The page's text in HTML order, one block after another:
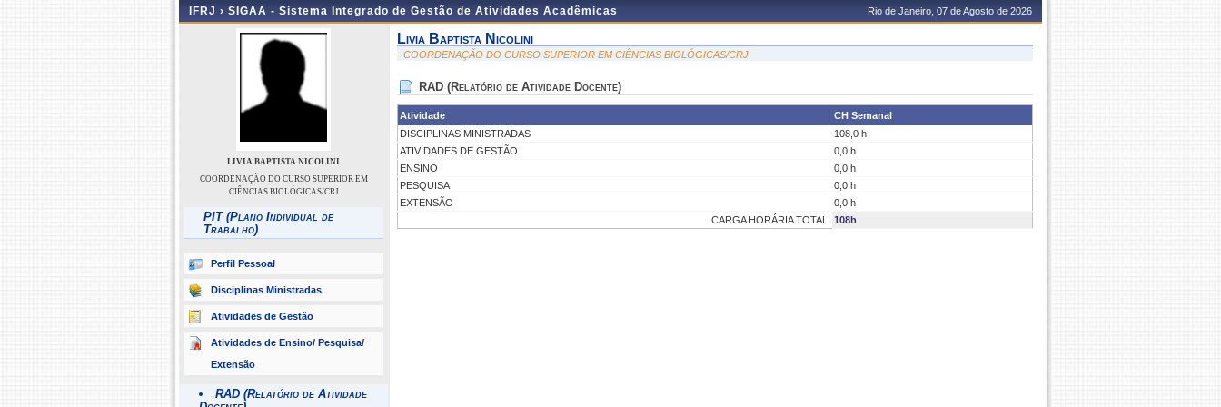
IFRJ › SIGAA - Sistema Integrado de Gestão de Atividades Acadêmicas Rio de Janeiro, 07 de Agosto de 2026
LIVIA BAPTISTA NICOLINI
COORDENAÇÃO DO CURSO SUPERIOR EM
CIÊNCIAS BIOLÓGICAS/CRJ
PIT (Plano Individual de
Trabalho)
Perfil Pessoal
Disciplinas Ministradas
Atividades de Gestão
Atividades de Ensino/ Pesquisa/
Extensão
RAD (Relatório de Atividade
Livia Baptista Nicolini
- COORDENAÇÃO DO CURSO SUPERIOR EM CIÊNCIAS BIOLÓGICAS/CRJ
RAD (Relatório de Atividade Docente)
Atividade
CH Semanal
DISCIPLINAS MINISTRADAS
108,0 h
ATIVIDADES DE GESTÃO
0,0 h
ENSINO
0,0 h
PESQUISA
0,0 h
EXTENSÃO
0,0 h
CARGA HORÁRIA TOTAL: 108h